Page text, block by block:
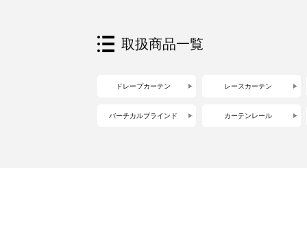
取扱商品一覧
ドレープカーテン レースカーテン
バーチカルブラインド カーテンレール